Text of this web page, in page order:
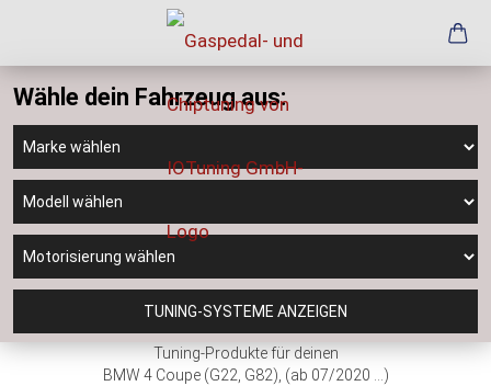
Wähle dein Fahrzeug aus:
TUNING-SYSTEME ANZEIGEN
Tuning-Produkte für deinen
BMW 4 Coupe (G22, G82), (ab 07/2020 ...)